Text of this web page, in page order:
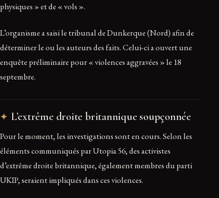
physiques » et de « vols ».
L’organisme a saisi le tribunal de Dunkerque (Nord) afin de
déterminer le ou les auteurs des faits. Celui-ci a ouvert une
enquête préliminaire pour « violences aggravées » le 18
septembre.
L’extrême droite britannique soupçonnée
Pour le moment, les investigations sont en cours. Selon les
éléments communiqués par Utopia 56, des activistes
d’extrême droite britannique, également membres du parti
UKIP, seraient impliqués dans ces violences.